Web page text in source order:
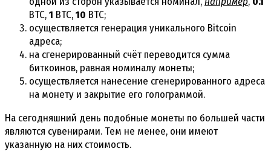
BTC,1 BTC,10 BTC;
осуществляется генерация уникального Bitcoin
адреса;
на сгенерированный счёт переводится сумма
биткоинов, равная номиналу монеты;
осуществляется нанесение сгенерированного адреса
на монету и закрытие его голограммой.
На сегодняшний день подобные монеты по большей части
являются сувенирами. Тем не менее, они имеют
указанную на них стоимость.